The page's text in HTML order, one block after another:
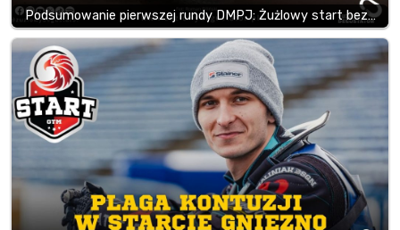
Podsumowanie pierwszej rundy DMPJ: Żużlowy start bez…